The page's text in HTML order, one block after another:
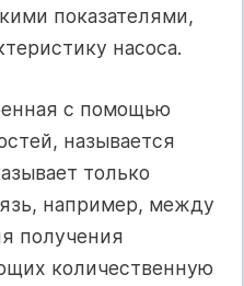
показателями,
насоса.
с помощью
называется
только
например, между
получения
количественную